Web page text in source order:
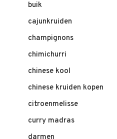
buik
cajunkruiden
champignons
chimichurri
chinese kool
chinese kruiden kopen
citroenmelisse
curry madras